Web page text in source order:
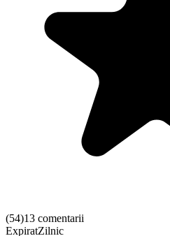
(54)13 comentarii
ExpiratZilnic